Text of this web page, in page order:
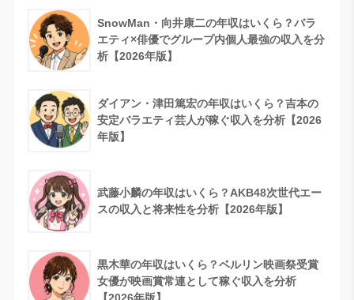
SnowMan・向井康二の年収はいくら？バラ
エティ×俳優でグループ内個人最強の収入を分
析【2026年版】
ダイアン・津田篤宏の年収はいくら？吉本の
安定バラエティ芸人が稼ぐ収入を分析【2026
年版】
武藤小麟の年収はいくら？AKB48次世代エー
スの収入と将来性を分析【2026年版】
黒木華の年収はいくら？ベルリン映画祭受賞
女優が映画賞常連として稼ぐ収入を分析